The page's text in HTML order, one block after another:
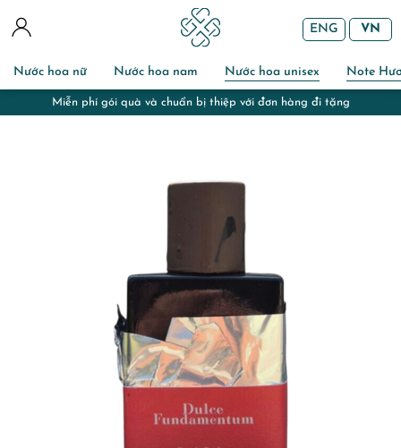
Nước hoa nữ Nước hoa nam Nước hoa unisex Note
ENG VN
Miễn phí gói quà và chuẩn bị thiệp với đơn hàng đi tặng